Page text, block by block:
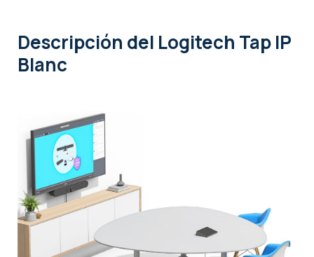
Descripción del Logitech Tap IP
Blanc